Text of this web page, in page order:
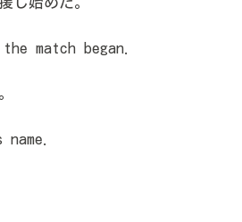
match began.